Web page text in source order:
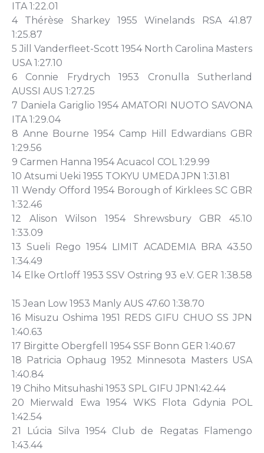
ITA 1:22.01
4 Thérèse Sharkey 1955 Winelands RSA 41.87
1:25.87
5 Jill Vanderfleet-Scott 1954 North Carolina Masters
USA 1:27.10
6 Connie Frydrych 1953 Cronulla Sutherland
AUSSI AUS 1:27.25
7 Daniela Gariglio 1954 AMATORI NUOTO SAVONA
ITA 1:29.04
8 Anne Bourne 1954 Camp Hill Edwardians GBR
1:29.56
9 Carmen Hanna 1954 Acuacol COL 1:29.99
10 Atsumi Ueki 1955 TOKYU UMEDA JPN 1:31.81
11 Wendy Offord 1954 Borough of Kirklees SC GBR
1:32.46
12 Alison Wilson 1954 Shrewsbury GBR 45.10
1:33.09
13 Sueli Rego 1954 LIMIT ACADEMIA BRA 43.50
1:34.49
14 Elke Ortloff 1953 SSV Ostring 93 e.V. GER 1:38.58
15 Jean Low 1953 Manly AUS 47.60 1:38.70
16 Misuzu Oshima 1951 REDS GIFU CHUO SS JPN
1:40.63
17 Birgitte Obergfell 1954 SSF Bonn GER 1:40.67
18 Patricia Ophaug 1952 Minnesota Masters USA
1:40.84
19 Chiho Mitsuhashi 1953 SPL GIFU JPN1:42.44
20 Mierwald Ewa 1954 WKS Flota Gdynia POL
1:42.54
21 Lúcia Silva 1954 Club de Regatas Flamengo
1:43.44